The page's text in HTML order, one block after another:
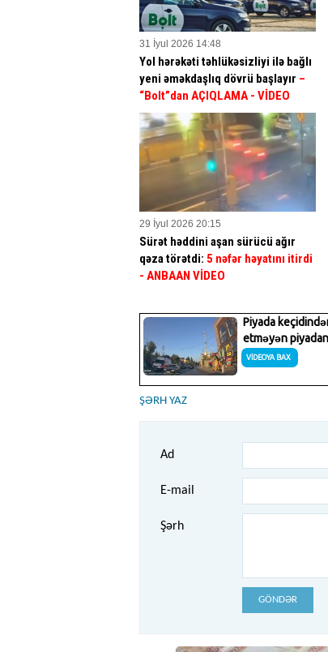
31 İyul 2026 14:48
Yol hərəkəti təhlükəsizliyi ilə bağlı
yeni əməkdaşlıq dövrü başlayır –
“Bolt”dan AÇIQLAMA - VİDEO
29 İyul 2026 20:15
Sürət həddini aşan sürücü ağır
qəza törətdi: 5 nəfər həyatını itirdi
- ANBAAN VİDEO
ŞƏRH YAZ
Ad
E-mail
Şərh
GÖNDƏR